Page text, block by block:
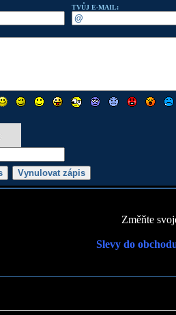
TVŮJ E-MAIL:
Změňte
Slevy do